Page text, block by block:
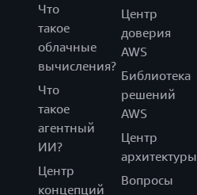
Что
такое
облачные
вычисления?
Что
такое
агентный
ИИ?
Центр
концепций
Центр
доверия
AWS
Библиотека
решений
AWS
Центр
архитектуры
Вопросы